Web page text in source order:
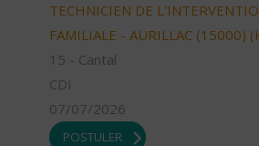
TECHNICIEN DE
FAMILIALE - AURILLAC (15000)
15 - Cantal
CDI
07/07/2026
POSTULER